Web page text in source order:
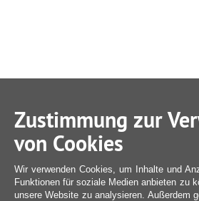
Zustimmung zur
von Cookies
Wir verwenden Cookies, um Inhalte und
Funktionen für soziale Medien anbieten zu
unsere Website zu analysieren. Außerdem